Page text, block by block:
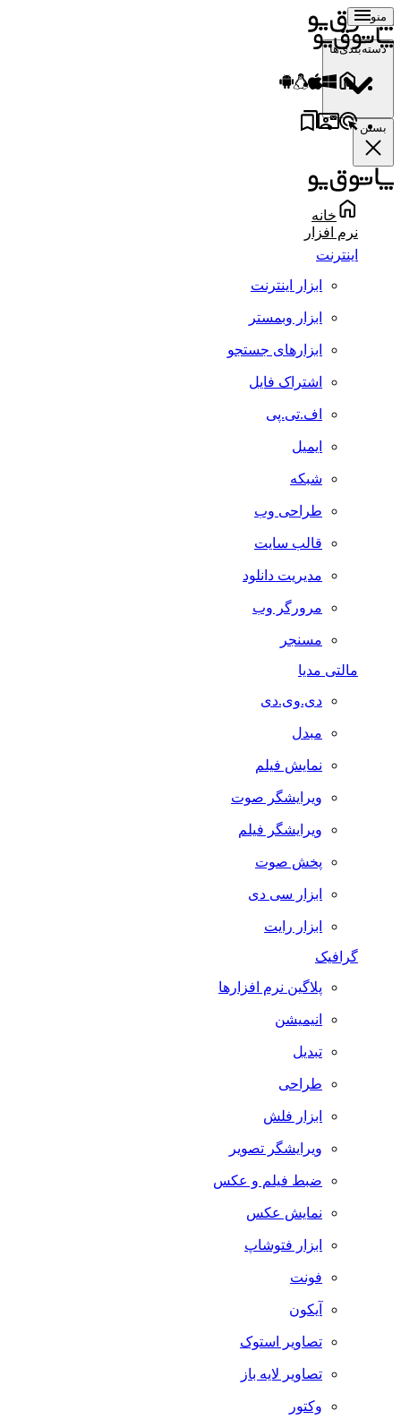
منو
دسته‌بندی‌ها
بستن
خانه
نرم افزار
اینترنت
ابزار اینترنت
ابزار وبمستر
ابزارهای جستجو
اشتراک فایل
اف.تی.پی
ایمیل
شبکه
طراحی وب
قالب سایت
مدیریت دانلود
مرورگر وب
مسنجر
مالتی مدیا
دی.وی.دی
مبدل
نمایش فیلم
ویرایشگر صوت
ویرایشگر فیلم
پخش صوت
ابزار سی دی
ابزار رایت
گرافیک
پلاگین نرم افزارها
انیمیشن
تبدیل
طراحی
ابزار فلش
ویرایشگر تصویر
ضبط فيلم و عكس
نمایش عکس
ابزار فتوشاپ
فونت
آیکون
تصاویر استوک
تصاویر لایه باز
وکتور